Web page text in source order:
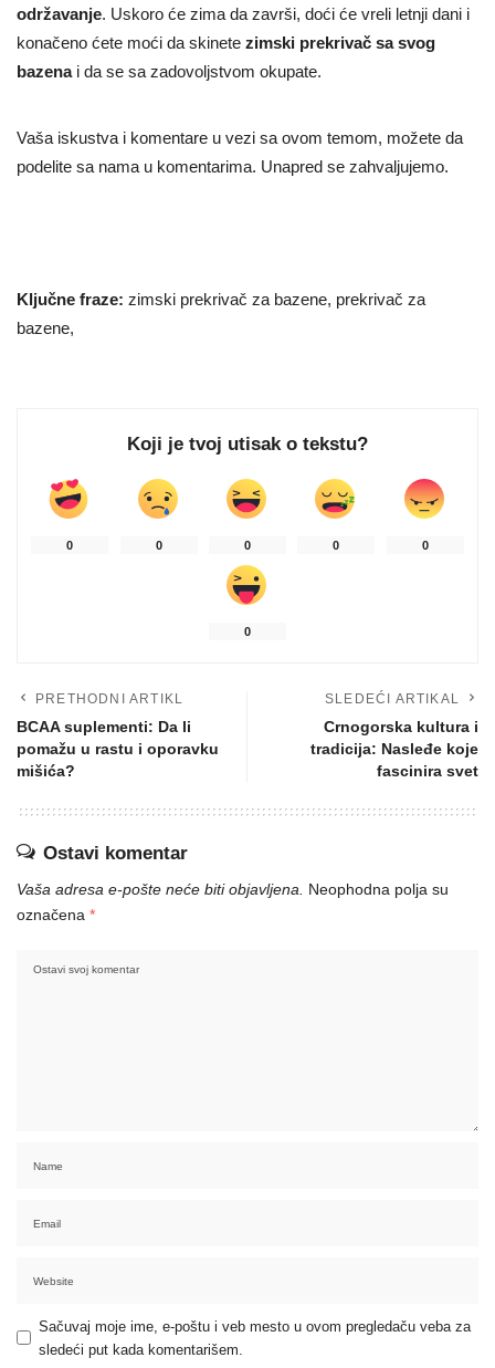
održavanje. Uskoro će zima da završi, doći će vreli letnji dani i
konačeno ćete moći da skinete zimski prekrivač sa svog
bazenai da se sa zadovoljstvom okupate.
Vaša iskustva i komentare u vezi sa ovom temom, možete da
podelite sa nama u komentarima. Unapred se zahvaljujemo.
Ključne fraze: zimski prekrivač za bazene, prekrivač za
bazene,
Koji je tvoj utisak o tekstu?
0 0 0 0 0
0
PRETHODNI ARTIKL
BCAA suplementi: Da li
pomažu u rastu i oporavku
mišića?
SLEDEĆI ARTIKAL
Crnogorska kultura i
tradicija: Nasleđe koje
fascinira svet
Ostavi komentar
Vaša adresa e-pošte neće biti objavljena.
Neophodna polja su
označena *
Sačuvaj moje ime, e-poštu i veb mesto u ovom pregledaču veba za
sledeći put kada komentarišem.